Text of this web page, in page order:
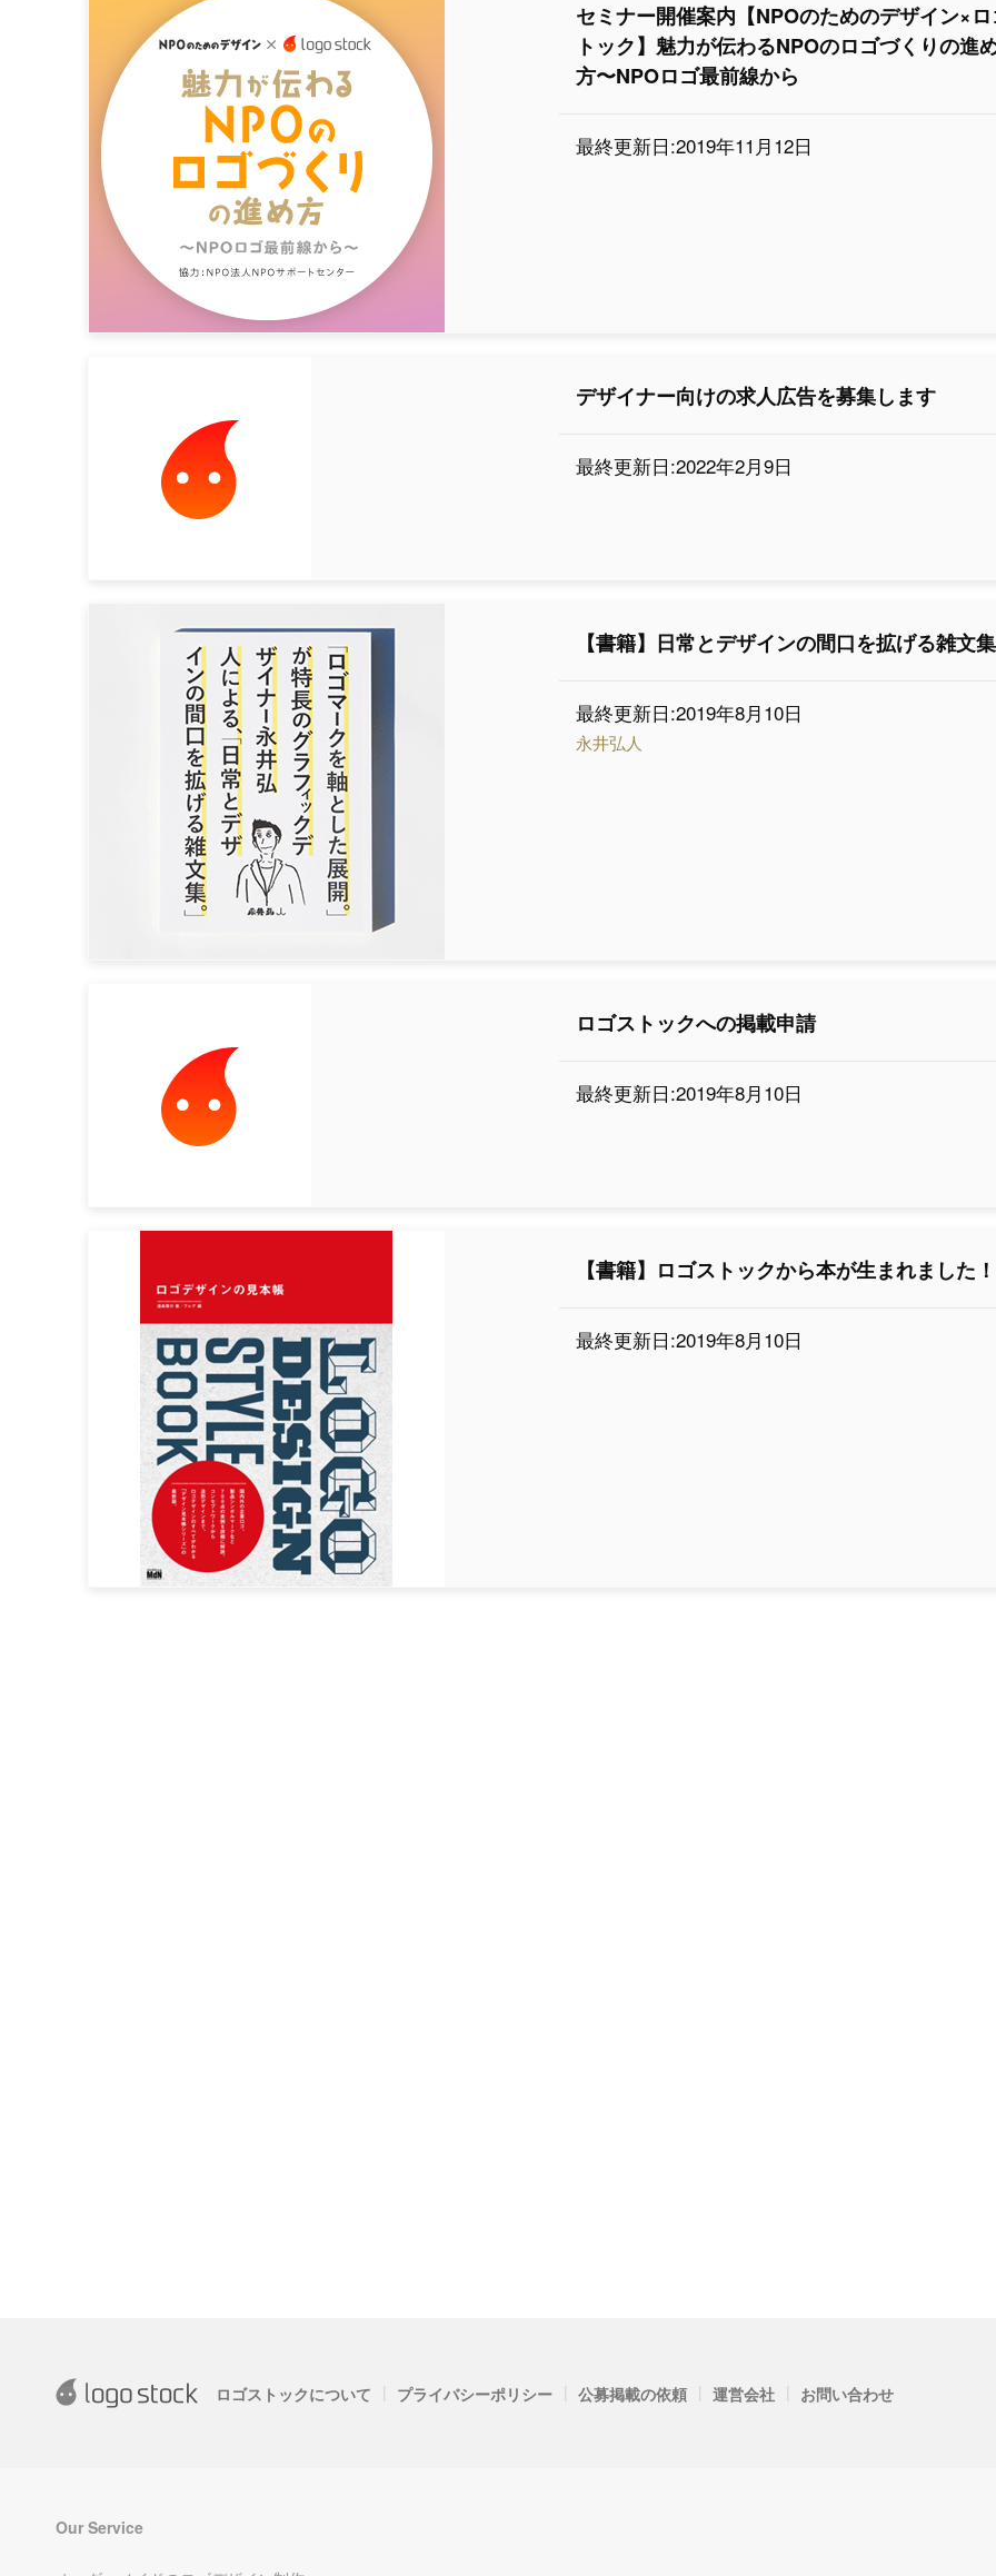
セミナー開催案内【NPOのためのデザイン×
トック】魅力が伝わるNPOのロゴづくりの進
方〜NPOロゴ最前線から
最終更新日:2019年11月12日
デザイナー向けの求人広告を募集します
最終更新日:2022年2月9日
【書籍】日常とデザインの間口を拡げる雑文
最終更新日:2019年8月10日
永井弘人
ロゴストックへの掲載申請
最終更新日:2019年8月10日
【書籍】ロゴストックから本が生まれました！
最終更新日:2019年8月10日
ロゴストックについて | プライバシーポリシー | 公募掲載の依頼 | 運営会社 | お問い合わせ
Our Service